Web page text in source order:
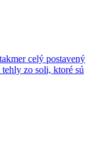
celý postavený
zo soli, ktoré sú